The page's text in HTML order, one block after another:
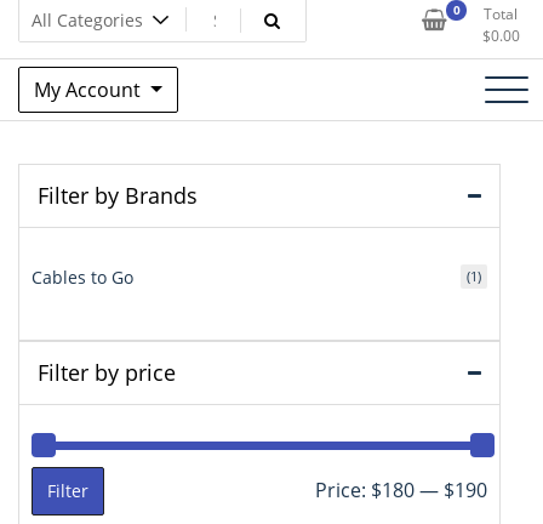
0
Total
$0.00
My Account
Filter by Brands
Cables to Go (1)
Filter by price
Min
Max
Filter Price: $180— $190